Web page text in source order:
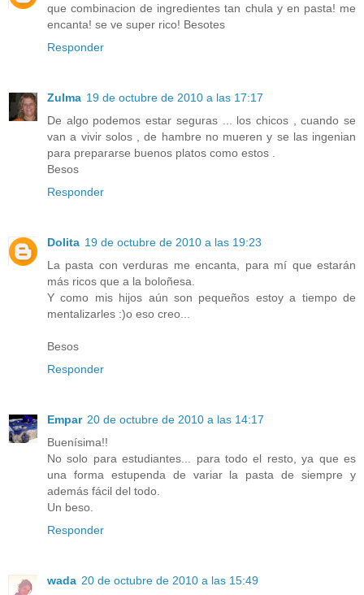
que combinacion de ingredientes tan chula y en pasta! me
encanta! se ve super rico! Besotes
Responder
Zulma 19 de octubre de 2010 a las 17:17
De algo podemos estar seguras ... los chicos , cuando se
van a vivir solos , de hambre no mueren y se las ingenian
para prepararse buenos platos como estos .
Besos
Responder
Dolita 19 de octubre de 2010 a las 19:23
La pasta con verduras me encanta, para mí que estarán
más ricos que a la boloñesa.
Y como mis hijos aún son pequeños estoy a tiempo de
mentalizarles :)o eso creo...
Besos
Responder
Empar 20 de octubre de 2010 a las 14:17
Buenísima!!
No solo para estudiantes... para todo el resto, ya que es
una forma estupenda de variar la pasta de siempre y
además fácil del todo.
Un beso.
Responder
wada 20 de octubre de 2010 a las 15:49